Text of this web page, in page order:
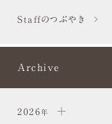
Staffのつぶやき
Archive
2026 年